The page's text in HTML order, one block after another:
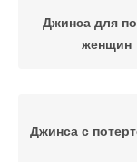
Джинса для
женщин
Джинса с